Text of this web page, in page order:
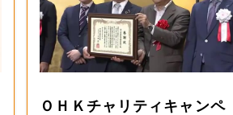
ＯＨＫチャリティキャンペ